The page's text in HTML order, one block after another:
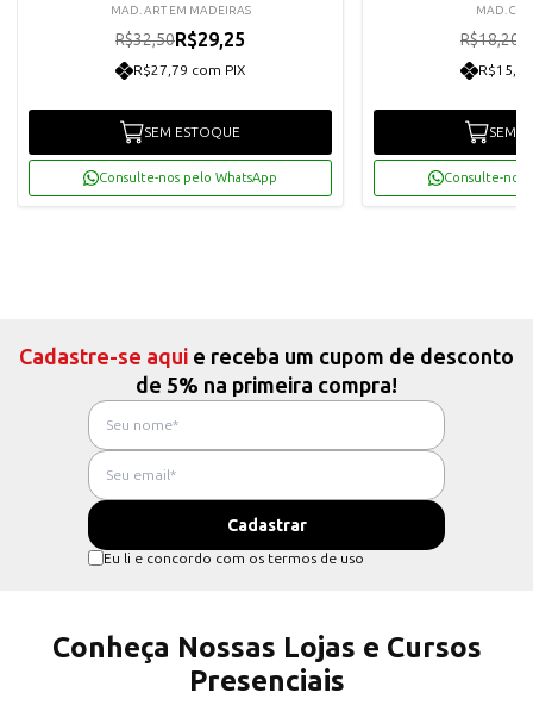
MAD. ART EM MADEIRAS
R$32,50R$29,25
R$27,79 com PIX
SEM ESTOQUE
Consulte-nos pelo WhatsApp
MAD.
R$18,20
SEM
Consulte-nos
Cadastre-se aqui e receba um cupom de desconto
de 5% na primeira compra!
Eu li e concordo com os termos de uso
Conheça Nossas Lojas e Cursos
Presenciais